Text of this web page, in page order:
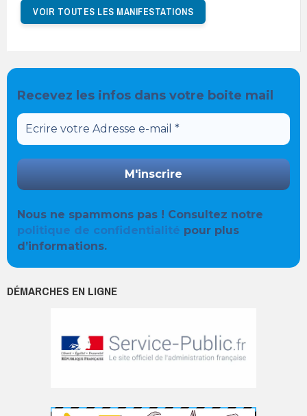
VOIR TOUTES LES MANIFESTATIONS
Recevez les infos dans votre boite mail
Nous ne spammons pas ! Consultez notre
politique de confidentialité pour plus
d’informations.
DÉMARCHES EN LIGNE